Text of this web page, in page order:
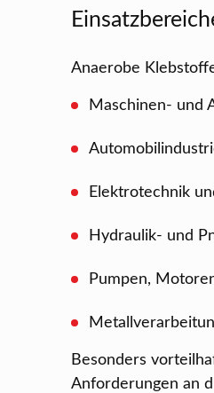
Anaerobe
Maschinen- und
Elektrotechnik
Hydraulik- und
Pumpen,
Besonders
Anforderungen an